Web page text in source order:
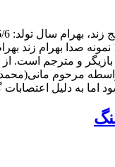
سال فوت: 1398/1/18 نمونه صدا بهرام
بازیگر و مترجم است. از
به واسطه مرحوم